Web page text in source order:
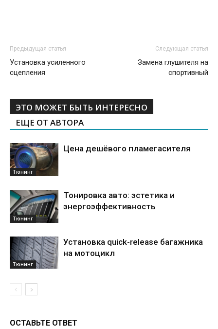
Предыдущая статья
Установка усиленного
сцепления
Следующая статья
Замена глушителя на
спортивный
ЭТО МОЖЕТ БЫТЬ ИНТЕРЕСНО
ЕЩЕ ОТ АВТОРА
Тюнинг
Цена дешёвого пламегасителя
Тюнинг
Тонировка авто: эстетика и
энергоэффективность
Тюнинг
Установка quick-release багажника
на мотоцикл
ОСТАВЬТЕ ОТВЕТ